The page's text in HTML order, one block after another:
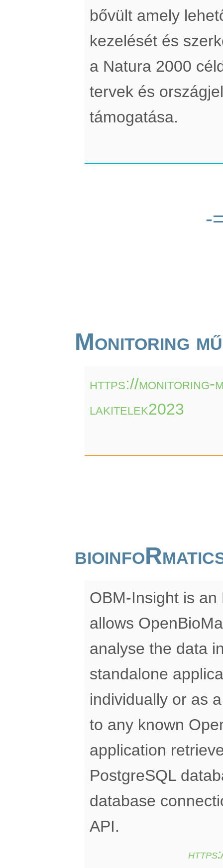
bővült amely
kezelését és
a Natura 2000
tervek és
támogatása.
-
Monitoring
https://monitoring-
lakitelek2023
OBM-Insight is
allows
analyse the data
standalone
individually or as
to any known
application
PostgreSQL
database
API.